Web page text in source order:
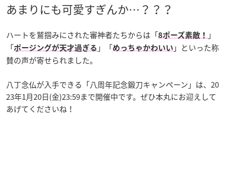
あまりにも可愛すぎんか…？？？
ハートを鷲掴みにされた審神者たちからは「8ポーズ素敵！
」
「ポージングが天才過ぎる 」「めっちゃかわいい 」といった称
賛の声が寄せられました。
八丁念仏が入手できる「八周年記念鍛刀キャンペーン」は、20
23年1月20日(金)23:59まで開催中です。ぜひ本丸にお迎えして
あげてくださいね！